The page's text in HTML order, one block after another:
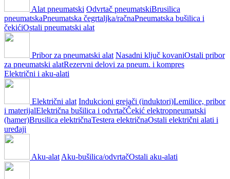
Alat pneumatski Odvrtač pneumatskiBrusilica
pneumatskaPneumatska čegrtaljka/račnaPneumatska bušilica i
čekićiOstali pneumatski alat
Pribor za pneumatski alat Nasadni ključ kovaniOstali pribor
za pneumatski alatRezervni delovi za pneum. i kompres
Električni i aku-alati
Električni alat Indukcioni grejači (induktori)Lemilice, pribor
i materijalElektrična bušilica i odvrtačČekić elektropneumatski
(hamer)Brusilica električnaTestera električnaOstali električni alati i
uređaji
Aku-alat Aku-bušilica/odvrtačOstali aku-alati